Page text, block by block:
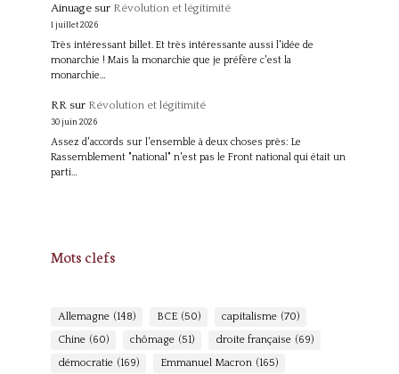
Ainuagesur Révolution et légitimité
1 juillet 2026
Très intéressant billet. Et très intéressante aussi l'idée de
monarchie ! Mais la monarchie que je préfère c'est la
monarchie…
RR sur Révolution et légitimité
30 juin 2026
Assez d'accords sur l'ensemble à deux choses près: Le
Rassemblement "national" n'est pas le Front national qui était un
parti…
Mots clefs
Allemagne (148) BCE (50) capitalisme (70)
Chine (60) chômage (51) droite française (69)
démocratie (169) Emmanuel Macron (165)